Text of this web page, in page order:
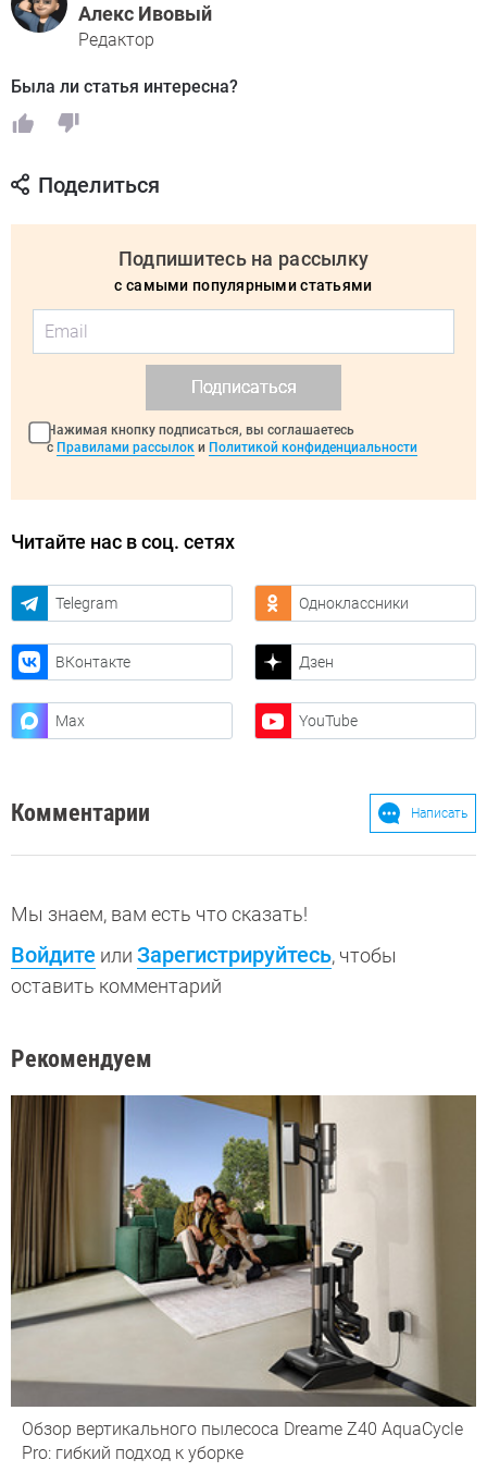
Алекс Ивовый
Редактор
Была ли статья интересна?
Поделиться
Подпишитесь на рассылку
с самыми популярными статьями
Подписаться
Нажимая кнопку подписаться, вы соглашаетесь
с Правилами рассылок и Политикой конфиденциальности
Читайте нас в соц. сетях
Telegram Одноклассники
ВКонтакте Дзен
Max YouTube
Комментарии Написать
Мы знаем, вам есть что сказать!
Войдите или Зарегистрируйтесь, чтобы
оставить комментарий
Рекомендуем
Обзор вертикального пылесоса Dreame Z40 AquaCycle
Pro: гибкий подход к уборке